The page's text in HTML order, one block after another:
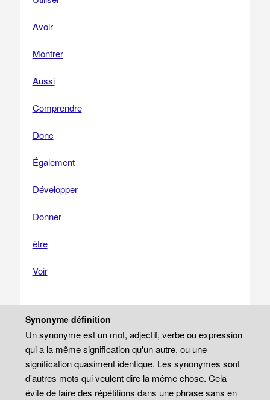
Avoir
Montrer
Aussi
Comprendre
Donc
Également
Développer
Donner
être
Voir
Synonyme définition
Un synonyme est un mot, adjectif, verbe ou expression
qui a la même signification qu'un autre, ou une
signification quasiment identique. Les synonymes sont
d'autres mots qui veulent dire la même chose. Cela
évite de faire des répétitions dans une phrase sans en